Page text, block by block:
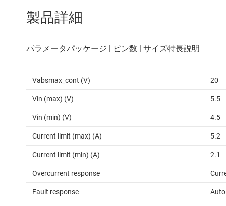
製品詳細
Vabsmax_cont (V) 20
Vin (max) (V) 5.5
Vin (min) (V) 4.5
Current limit (max) (A) 5.2
Current limit (min) (A) 2.1
Overcurrent response
Fault response